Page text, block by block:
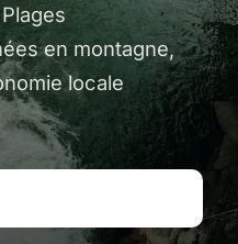
en montagne,
locale